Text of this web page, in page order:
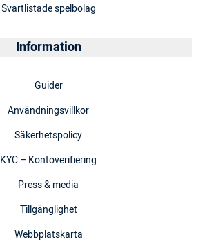
Svartlistade spelbolag
Information
Guider
Användningsvillkor
Säkerhetspolicy
KYC – Kontoverifiering
Press & media
Tillgänglighet
Webbplatskarta